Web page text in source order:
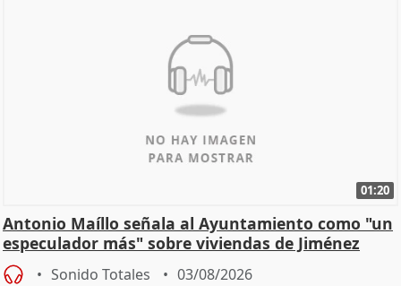
01:20
Antonio Maíllo señala al Ayuntamiento como "un
especulador más" sobre viviendas de Jiménez
Becerril
Sonido Totales 03/08/2026